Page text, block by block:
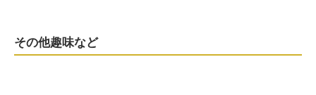
その他趣味など